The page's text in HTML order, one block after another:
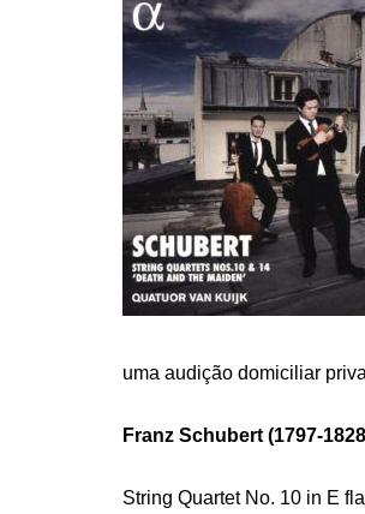
uma audição domiciliar
Franz Schubert (1797-
String Quartet No. 10 in E